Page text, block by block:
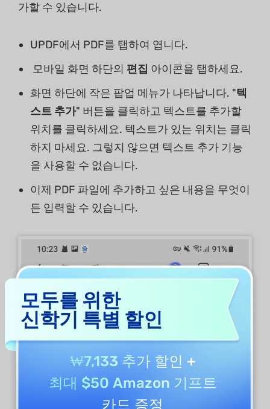
가할 수 있습니다.
UPDF에서 PDF를 탭하여 엽니다.
모바일 화면 하단의 편집 아이콘을 탭하세요.
화면 하단에 작은 팝업 메뉴가 나타납니다. "텍
스트 추가" 버튼을 클릭하고 텍스트를 추가할
위치를 클릭하세요. 텍스트가 있는 위치는 클릭
하지 마세요. 그렇지 않으면 텍스트 추가 기능
을 사용할 수 없습니다.
이제 PDF 파일에 추가하고 싶은 내용을 무엇이
든 입력할 수 있습니다.
모두를 위한
신학기 특별 할인
₩7,133 추가 할인 +
최대 $50 Amazon 기프트
카드 증정